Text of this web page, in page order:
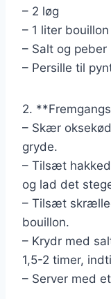
– 2 løg
– 1 liter bouillon
– Salt og peber
– Persille til
2.
– Skær
gryde.
– Tilsæt
og lad det
– Tilsæt
bouillon.
– Krydr med
1,5-2 timer,
– Server med